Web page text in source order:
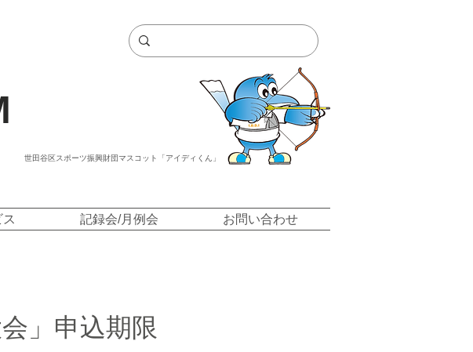
世田谷区スポーツ振興財団マスコット「アイディくん」
記録会/月例会 お問い合わせ
」申込期限